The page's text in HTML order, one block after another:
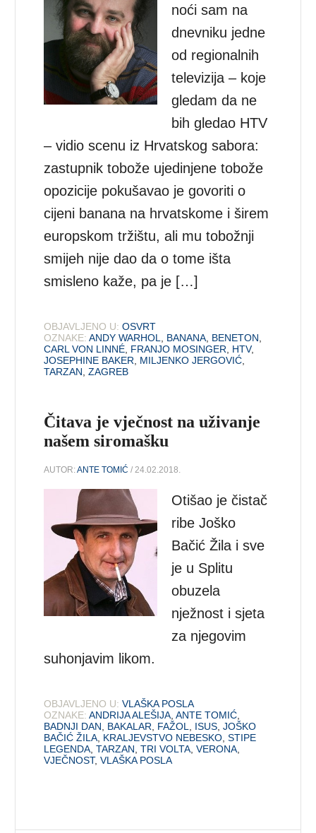
noći sam na
dnevniku jedne
od regionalnih
televizija – koje
gledam da ne
bih gledao HTV
– vidio scenu iz Hrvatskog sabora:
zastupnik tobože ujedinjene tobože
opozicije pokušavao je govoriti o
cijeni banana na hrvatskome i širem
europskom tržištu, ali mu tobožnji
smijeh nije dao da o tome išta
smisleno kaže, pa je […]
OBJAVLJENO U: OSVRT
OZNAKE: ANDY WARHOL BANANA BENETON
CARL VON LINNÉ FRANJO MOSINGER HTV,
JOSEPHINE BAKER
MILJENKO JERGOVIĆ
TARZAN ,ZAGREB
Čitava je vječnost na uživanje
našem siromašku
AUTOR:ANTE TOMIĆ / 24.02.2018.
Otišao je čistač
ribe Joško
Bačić Žila i sve
je u Splitu
obuzela
nježnost i sjeta
za njegovim
suhonjavim likom.
OBJAVLJENO U: VLAŠKA POSLA
OZNAKE: ANDRIJA ALEŠIJA ,ANTE TOMIĆ
BADNJI DAN
BAKALAR FAŽOL ISUS ,JOŠKO
BAČIĆ ŽILA KRALJEVSTVO NEBESKO ,STIPE
LEGENDA ,TARZAN ,TRI VOLTA ,VERONA
VJEČNOST,VLAŠKA POSLA